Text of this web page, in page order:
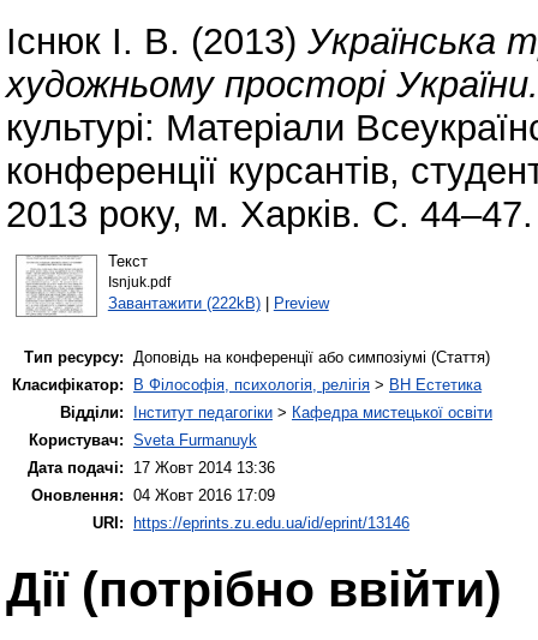
Існюк І. В. (2013) Українська
художньому просторі України.
культурі: Матеріали
конференції курсантів,
2013 року, м. Харків. С. 44–47.
Текст
Isnjuk.pdf
Завантажити (222kB)| Preview
Тип ресурсу: Доповідь на конференції або симпозіумі (Стаття)
Класифікатор:
B Філософія, психологія, релігія > BH Естетика
Відділи:
Інститут педагогіки > Кафедра мистецької освіти
Користувач: Sveta Furmanuyk
Дата подачі:
17 Жовт 2014 13:36
Оновлення: 04 Жовт 2016 17:09
URI:
https://eprints.zu.edu.ua/id/eprint/13146
Дії ​​(потрібно ввійти)